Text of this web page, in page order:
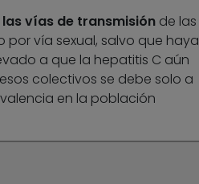
vías de transmisiónde las
vía sexual, salvo que haya
a que la hepatitis C aún
colectivos se debe solo a
en la población